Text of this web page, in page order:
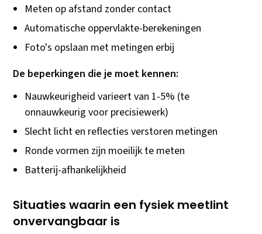
Meten op afstand zonder contact
Automatische oppervlakte-berekeningen
Foto's opslaan met metingen erbij
De beperkingen die je moet kennen:
Nauwkeurigheid varieert van 1-5% (te
onnauwkeurig voor precisiewerk)
Slecht licht en reflecties verstoren metingen
Ronde vormen zijn moeilijk te meten
Batterij-afhankelijkheid
Situaties waarin een fysiek meetlint
onvervangbaar is